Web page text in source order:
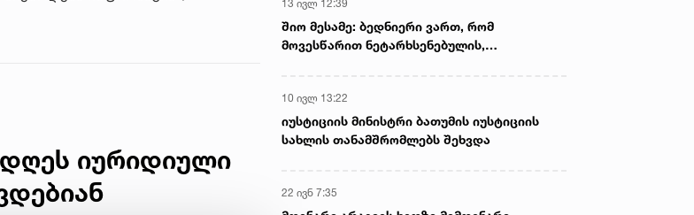
დღეს იურიდიული
13 ივლ 12:39
შიო მესამე: ბედნიერი ვართ, რომ
მოვესწარით ნეტარხსენებულის,
10 ივლ 13:22
იუსტიციის მინისტრი ბათუმის იუსტიციის
სახლის თანამშრომლებს შეხვდა
22 ივნ 7:35